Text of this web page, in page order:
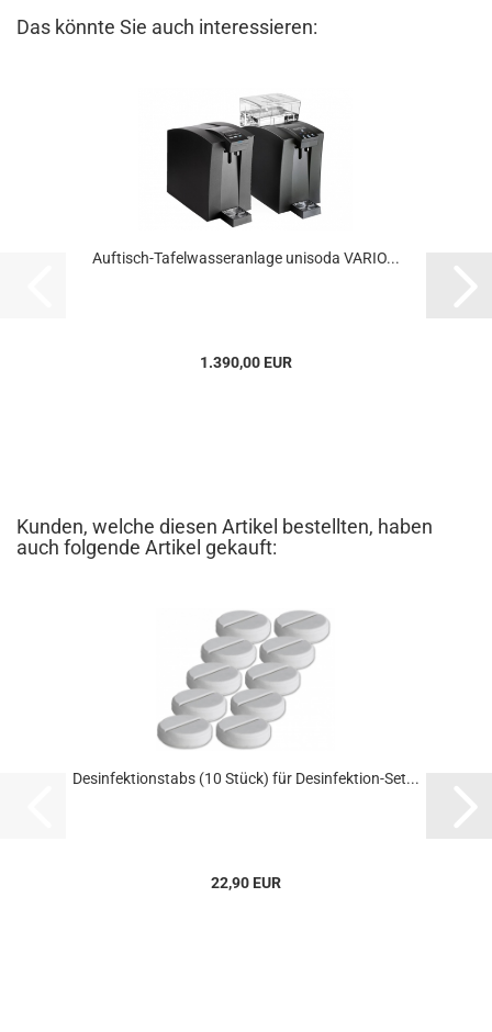
Das könnte Sie auch interessieren:
Auftisch-Tafelwasseranlage unisoda VARIO...
1.390,00 EUR
Kunden, welche diesen Artikel bestellten, haben
auch folgende Artikel gekauft:
Desinfektionstabs (10 Stück) für Desinfektion-Set...
22,90 EUR